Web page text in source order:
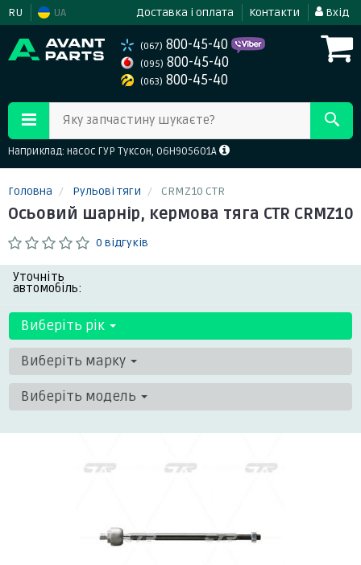
RU UA Доставка і оплата Контакти Вхід
(067) 800-45-40
(095) 800-45-40
(063) 800-45-40
Яку запчастину шукаєте?
Наприклад: насос ГУР Туксон, 06H905601A
Головна Рульові тяги CRMZ10 CTR
Осьовий шарнір, кермова тяга CTR CRMZ10
0 відгуків
Уточніть
автомобіль:
Виберіть рік
Виберіть марку
Виберіть модель